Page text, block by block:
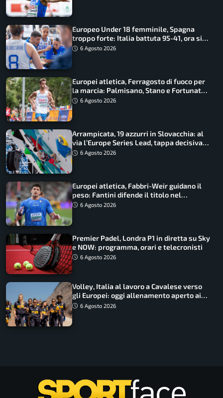
Europeo Under 18 femminile, Spagna
troppo forte: Italia battuta 95-41, ora si
gioca il Mondiale
6 Agosto 2026
Europei atletica, Ferragosto di fuoco per
la marcia: Palmisano, Stano e Fortunato
guidano l’Italia
6 Agosto 2026
Arrampicata, 19 azzurri in Slovacchia: al
via l’Europe Series Lead, tappa decisiva
per la Speed
6 Agosto 2026
Europei atletica, Fabbri-Weir guidano il
peso: Fantini difende il titolo nel
martello
6 Agosto 2026
Premier Padel, Londra P1 in diretta su Sky
e NOW: programma, orari e telecronisti
6 Agosto 2026
Volley, Italia al lavoro a Cavalese verso
gli Europei: oggi allenamento aperto ai
tifosi
6 Agosto 2026